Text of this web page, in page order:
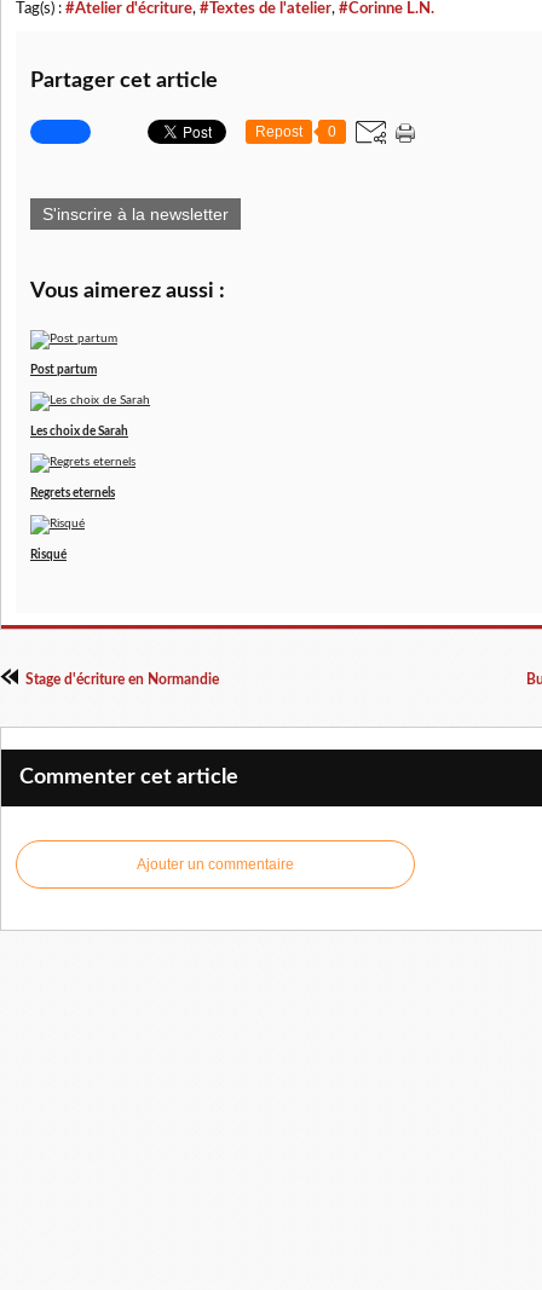
Tag(s) : #Atelier d'écriture, #Textes de l'atelier, #Corinne L.N.
Partager cet article
Repost 0
S'inscrire à la newsletter
Vous aimerez aussi :
Post partum
Les choix de Sarah
Regrets eternels
Risqué
Stage d'écriture en Normandie
Commenter cet article
Ajouter un commentaire